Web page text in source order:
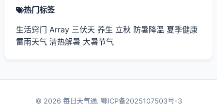
热门标签
生活窍门 Array 三伏天 养生 立秋 防暑降温 夏季健康
雷雨天气 清热解暑 大暑节气
© 2026 每日天气通. 鄂ICP备2025107503号-3